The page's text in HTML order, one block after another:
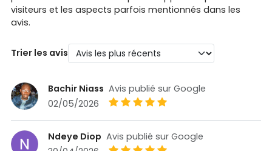
visiteurs et les aspects parfois mentionnés dans les
avis.
Trier les avis
Bachir Niass Avis publié sur Google
02/05/2026
Ndeye Diop Avis publié sur Google